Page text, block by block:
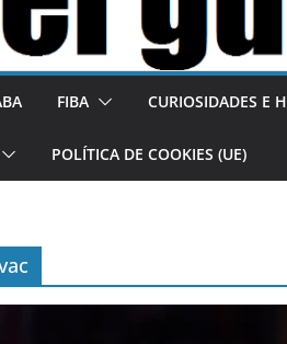
FIBA CURIOSIDADES E
POLÍTICA DE COOKIES (UE)